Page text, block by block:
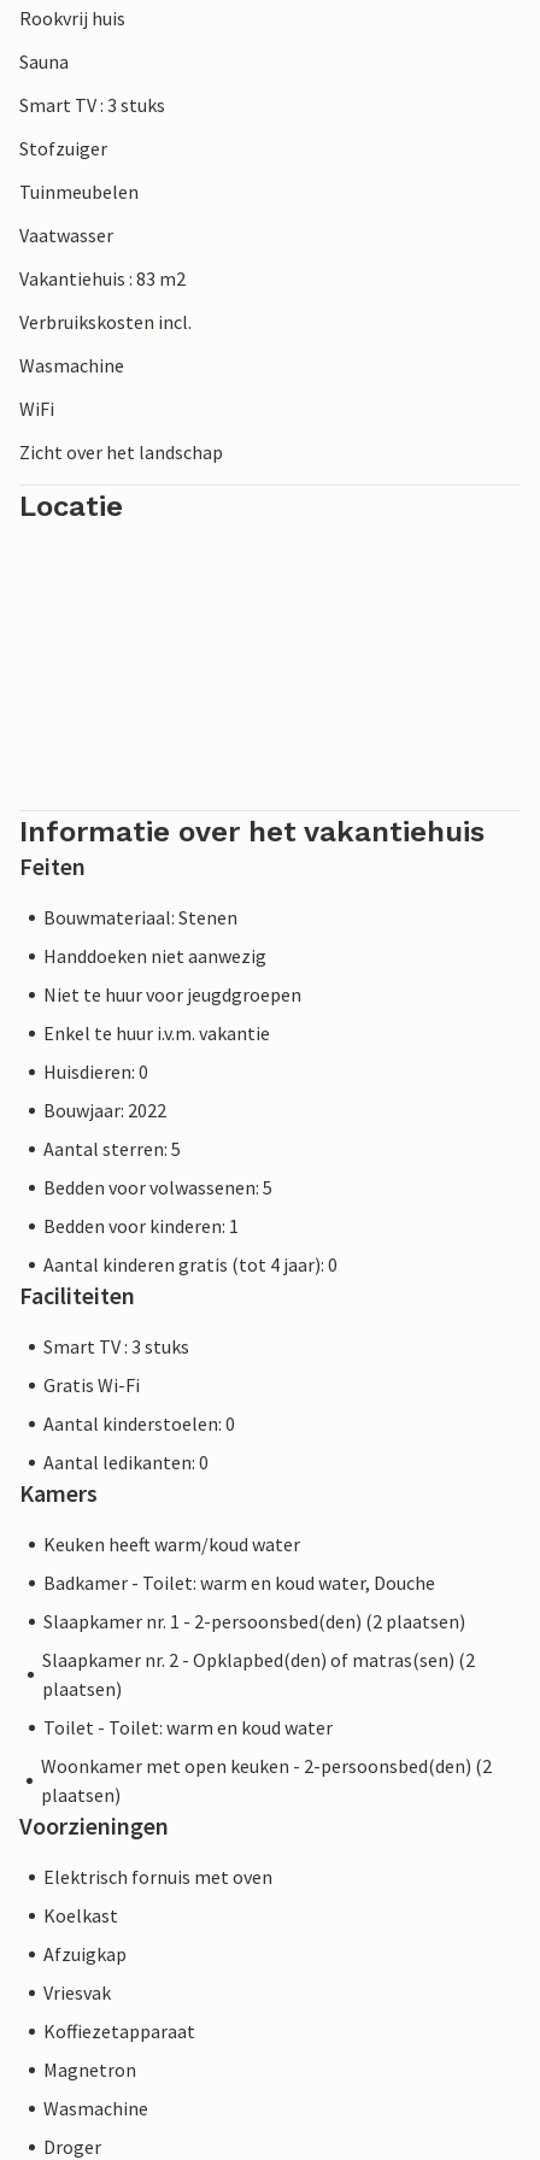
jachthaven de moeite waard. De prachtige monding van de
Schleim-monding ligt op slechts enkele minuten rijden in
zuiden. De keuze aan excursiebestemmingen kent geen
grenzen.
Verheug u op een heerlijke tijd in deze uitnodigende
accommodatie aan de Oostzee.
Rookvrij huis
Sauna
Smart TV : 3 stuks
Stofzuiger
Tuinmeubelen
Vaatwasser
Vakantiehuis : 83 m2
Verbruikskosten incl.
Wasmachine
WiFi
Zicht over het landschap
Locatie
Informatie over het vakantiehuis
Feiten
Bouwmateriaal: Stenen
Handdoeken niet aanwezig
Niet te huur voor jeugdgroepen
Enkel te huur i.v.m. vakantie
Huisdieren: 0
Bouwjaar: 2022
Aantal sterren: 5
Bedden voor volwassenen: 5
Bedden voor kinderen: 1
Aantal kinderen gratis (tot 4 jaar): 0
Faciliteiten
Smart TV : 3 stuks
Gratis Wi-Fi
Aantal kinderstoelen: 0
Aantal ledikanten: 0
Kamers
Keuken heeft warm/koud water
Badkamer - Toilet: warm en koud water, Douche
Slaapkamer nr. 1 - 2-persoonsbed(den) (2 plaatsen)
Slaapkamer nr. 2 - Opklapbed(den) of matras(sen) (2
plaatsen)
Toilet - Toilet: warm en koud water
Woonkamer met open keuken - 2-persoonsbed(den) (2
plaatsen)
Voorzieningen
Elektrisch fornuis met oven
Koelkast
Afzuigkap
Vriesvak
Koffiezetapparaat
Magnetron
Wasmachine
Droger